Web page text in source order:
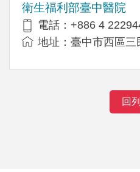
衛生福利部臺中醫院
電話：+886 4
地址：臺中市西區三
回